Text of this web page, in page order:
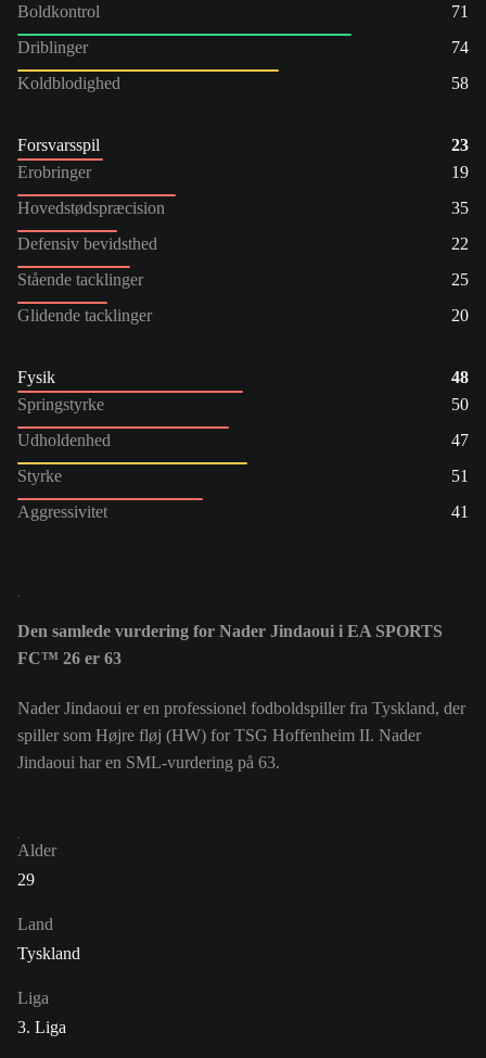
Boldkontrol
71
Driblinger
74
Koldblodighed
58
Forsvarsspil
23
Erobringer
19
Hovedstødspræcision
35
Defensiv bevidsthed
22
Stående tacklinger
25
Glidende tacklinger
20
Fysik
48
Springstyrke
50
Udholdenhed
47
Styrke
51
Aggressivitet
41
Den samlede vurdering for Nader Jindaoui i EA SPORTS
FC™ 26 er 63
Nader Jindaoui er en professionel fodboldspiller fra Tyskland, der
spiller som Højre fløj (HW) for TSG Hoffenheim II. Nader
Jindaoui har en SML-vurdering på 63.
Alder
29
Land
Tyskland
Liga
3. Liga